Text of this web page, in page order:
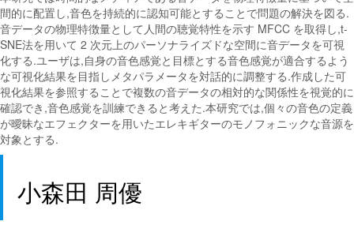
間的に配置し,音色を持続的に認知可能とすることで問題の解決を図る.
音データの物理特徴量として人間の聴覚特性を示す MFCC を取得し,t-
SNE法を用いて 2 次元上のパーソナライズドな空間に音データを可視
化する.ユーザは,自身の音色感覚と目標とする音色感覚が適合するよう
な可視化結果を目指しメタパラメータを対話的に調整する.作成した可
視化結果を参照することで複数の音データの相対的な関係性を視覚的に
確認でき,音色感覚を訓練できると考えた.本研究では,個々の音色の定義
が曖昧なエフェクターを用いたエレキギターのモノフォニックな音源を
対象とする.
小森田 周優